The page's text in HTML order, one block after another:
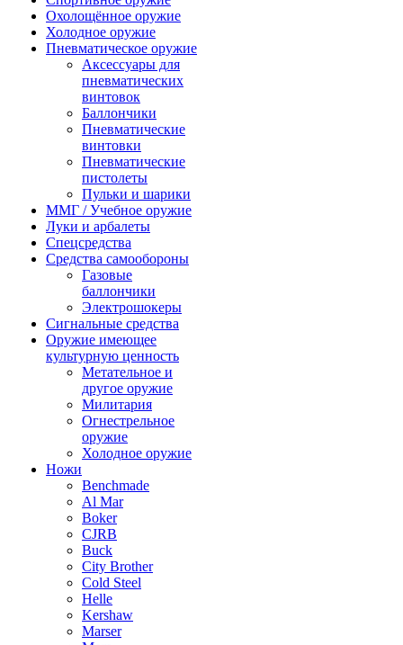
Охолощённое оружие
Холодное оружие
Пневматическое оружие
Аксессуары для
пневматических
винтовок
Баллончики
Пневматические
винтовки
Пневматические
пистолеты
Пульки и шарики
ММГ / Учебное оружие
Луки и арбалеты
Спецсредства
Средства самообороны
Газовые
баллончики
Электрошокеры
Сигнальные средства
Оружие имеющее
культурную ценность
Метательное и
другое оружие
Милитария
Огнестрельное
оружие
Холодное оружие
Ножи
Benchmade
Al Mar
Boker
CJRB
Buck
City Brother
Cold Steel
Helle
Kershaw
Marser